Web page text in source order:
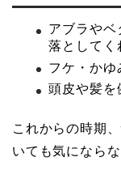
アブラやベ
落としてく
フケ・かゆ
頭皮や髪を
これからの時期
いても気にならな